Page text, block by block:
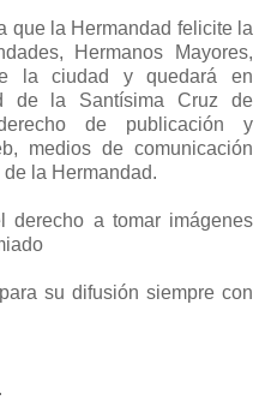
que la Hermandad felicite la
Hermanos Mayores,
la ciudad y quedará en
de la Santísima Cruz de
de publicación y
medios de comunicación
la Hermandad.
derecho a tomar imágenes
su difusión siempre con